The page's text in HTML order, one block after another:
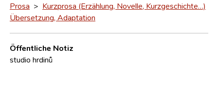
Prosa > Kurzprosa (Erzählung, Novelle, Kurzgeschichte…)
Übersetzung, Adaptation
Öffentliche Notiz
studio hrdinů